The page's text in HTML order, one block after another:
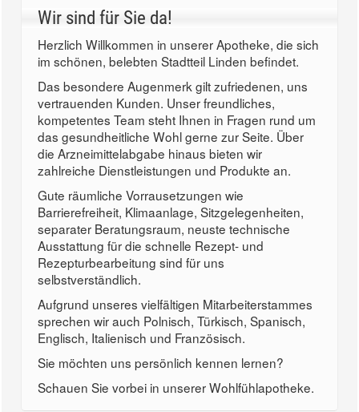
Wir sind für Sie da!
Herzlich Willkommen in unserer Apotheke, die sich
im schönen, belebten Stadtteil Linden befindet.
Das besondere Augenmerk gilt zufriedenen, uns
vertrauenden Kunden. Unser freundliches,
kompetentes Team steht Ihnen in Fragen rund um
das gesundheitliche Wohl gerne zur Seite. Über
die Arzneimittelabgabe hinaus bieten wir
zahlreiche Dienstleistungen und Produkte an.
Gute räumliche Vorrausetzungen wie
Barrierefreiheit, Klimaanlage, Sitzgelegenheiten,
separater Beratungsraum, neuste technische
Ausstattung für die schnelle Rezept- und
Rezepturbearbeitung sind für uns
selbstverständlich.
Aufgrund unseres vielfältigen Mitarbeiterstammes
sprechen wir auch Polnisch, Türkisch, Spanisch,
Englisch, Italienisch und Französisch.
Sie möchten uns persönlich kennen lernen?
Schauen Sie vorbei in unserer Wohlfühlapotheke.